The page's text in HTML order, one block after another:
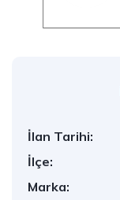
İlan Tarihi:
İlçe:
Marka: